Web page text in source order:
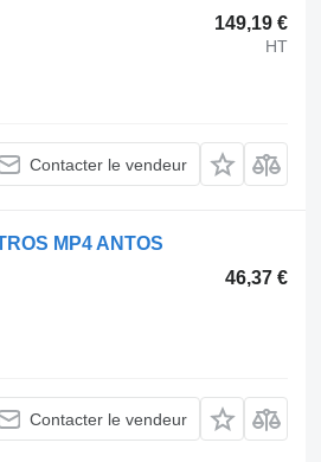
149,19 €
HT
Contacter le vendeur
MP4 ANTOS
46,37 €
Contacter le vendeur